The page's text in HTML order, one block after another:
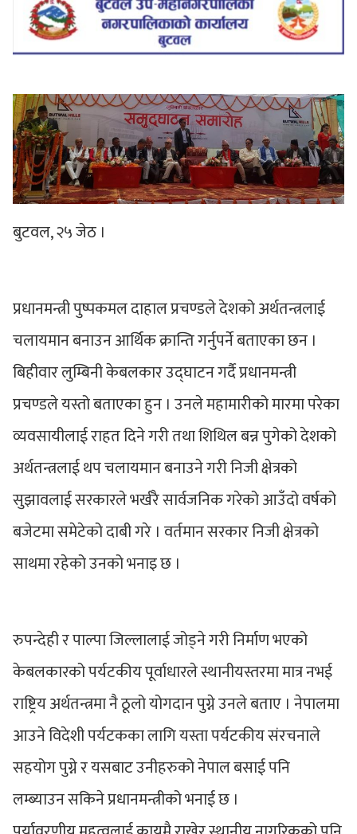
बुटवल, २५ जेठ ।
प्रधानमन्त्री पुष्पकमल दाहाल प्रचण्डले देशको अर्थतन्त्रलाई
चलायमान बनाउन आर्थिक क्रान्ति गर्नुपर्ने बताएका छन ।
बिहीवार लुम्बिनी केबलकार उद्घाटन गर्दै प्रधानमन्त्री
प्रचण्डले यस्तो बताएका हुन । उनले महामारीको मारमा परेका
व्यवसायीलाई राहत दिने गरी तथा शिथिल बन्न पुगेको देशको
अर्थतन्त्रलाई थप चलायमान बनाउने गरी निजी क्षेत्रको
सुझावलाई सरकारले भर्खरै सार्वजनिक गरेको आउँदो वर्षको
बजेटमा समेटेको दाबी गरे । वर्तमान सरकार निजी क्षेत्रको
साथमा रहेको उनको भनाइ छ ।
रुपन्देही र पाल्पा जिल्लालाई जोड्ने गरी निर्माण भएको
केबलकारको पर्यटकीय पूर्वाधारले स्थानीयस्तरमा मात्र नभई
राष्ट्रिय अर्थतन्त्रमा नै ठूलो योगदान पुग्ने उनले बताए । नेपालमा
आउने विदेशी पर्यटकका लागि यस्ता पर्यटकीय संरचनाले
सहयोग पुग्ने र यसबाट उनीहरुको नेपाल बसाई पनि
लम्ब्याउन सकिने प्रधानमन्त्रीको भनाई छ ।